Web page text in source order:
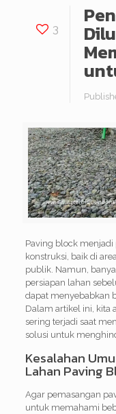
3
Paving block
konstruksi, baik di
publik. Namun,
persiapan lahan
dapat menyebabkan
Dalam artikel ini, kita
sering terjadi saat
solusi untuk
Kesalahan
Lahan Paving
Agar pemasangan
untuk memahami